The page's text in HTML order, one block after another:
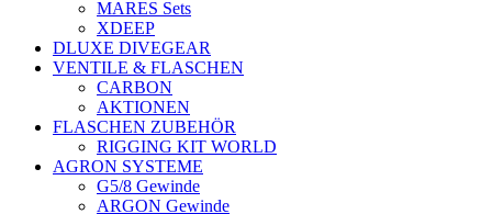
MARES Sets
XDEEP
DLUXE DIVEGEAR
VENTILE & FLASCHEN
CARBON
AKTIONEN
FLASCHEN ZUBEHÖR
RIGGING KIT WORLD
AGRON SYSTEME
G5/8 Gewinde
ARGON Gewinde